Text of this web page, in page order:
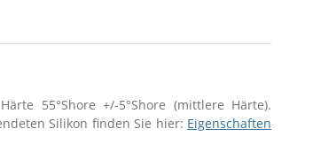
55°Shore +/-5°Shore (mittlere Härte).
Silikon finden Sie hier: Eigenschaften